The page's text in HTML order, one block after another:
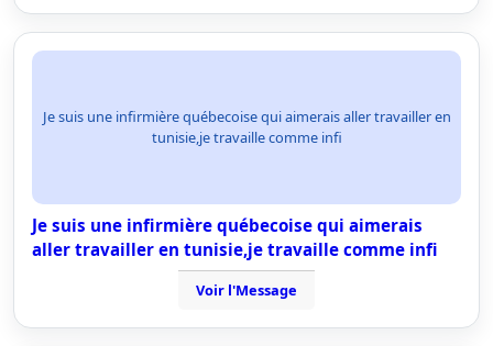
Je suis une infirmière québecoise qui aimerais aller travailler en
tunisie,je travaille comme infi
Je suis une infirmière québecoise qui aimerais
aller travailler en tunisie,je travaille comme infi
Voir l'Message